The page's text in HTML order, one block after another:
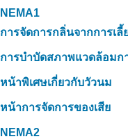
NEMA1
การจัดการกลิ่นจากการเลี้
การบำบัดสภาพแวดล้อมก
หน้าพิเศษเกี่ยวกับวัวนม
หน้าการจัดการของเสีย
NEMA2